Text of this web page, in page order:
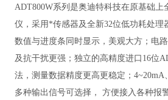
ADT800W系列 是奥迪特科技在原基础上
仪，采用*传感器及全新32位低功耗处理
数值与进度条同时显示，美观大方；电
及抗干扰更强；独立的高精度进口16位
法，测量数据精度更高更稳定；4~20mA
多种输出信号可选择， 方便接入各种报